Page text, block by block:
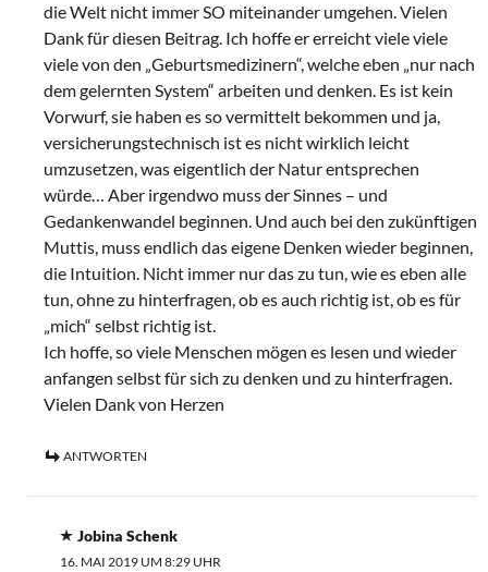
die Welt nicht immer SO miteinander umgehen. Vielen
Dank für diesen Beitrag. Ich hoffe er erreicht viele viele
viele von den „Geburtsmedizinern“, welche eben „nur nach
dem gelernten System“ arbeiten und denken. Es ist kein
Vorwurf, sie haben es so vermittelt bekommen und ja,
versicherungstechnisch ist es nicht wirklich leicht
umzusetzen, was eigentlich der Natur entsprechen
würde… Aber irgendwo muss der Sinnes – und
Gedankenwandel beginnen. Und auch bei den zukünftigen
Muttis, muss endlich das eigene Denken wieder beginnen,
die Intuition. Nicht immer nur das zu tun, wie es eben alle
tun, ohne zu hinterfragen, ob es auch richtig ist, ob es für
„mich“ selbst richtig ist.
Ich hoffe, so viele Menschen mögen es lesen und wieder
anfangen selbst für sich zu denken und zu hinterfragen.
Vielen Dank von Herzen
ANTWORTEN
Jobina Schenk
16. MAI 2019 UM 8:29 UHR